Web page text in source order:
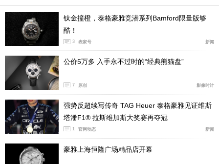
钛金撞橙，泰格豪雅竞潜系列Bamford限量版够
酷！
3 表家号 新闻
公价5万多 入手永不过时的“经典熊猫盘”
7 原创 影像时计
强势反超续写传奇 TAG Heuer 泰格豪雅见证维斯
塔潘F1® 拉斯维加斯大奖赛再夺冠
1 官网动态 新闻
豪雅上海恒隆广场精品店开幕